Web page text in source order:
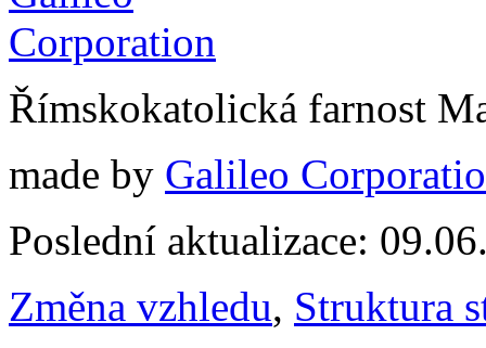
Římskokatolická farnost
made by Galileo
Poslední aktualizace:
Změna vzhledu, Struktura